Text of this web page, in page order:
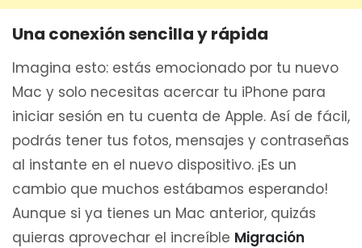
Una conexión sencilla y rápida
Imagina esto: estás emocionado por tu nuevo
Mac y solo necesitas acercar tu iPhone para
iniciar sesión en tu cuenta de Apple. Así de fácil,
podrás tener tus fotos, mensajes y contraseñas
al instante en el nuevo dispositivo. ¡Es un
cambio que muchos estábamos esperando!
Aunque si ya tienes un Mac anterior, quizás
quieras aprovechar el increíble Migración